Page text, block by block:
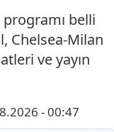
belli
Chelsea-Milan
ve yayın
- 00:47